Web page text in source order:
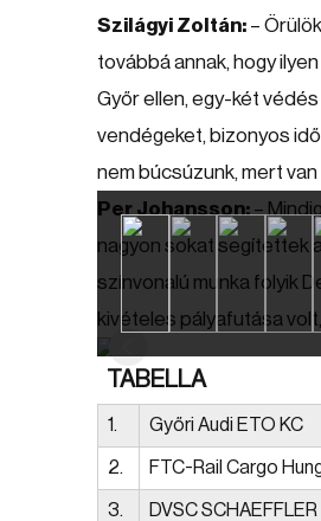
Szilágyi Zoltán: –
továbbá annak, hogy
Győr ellen, egy-két
vendégeket, bizonyos
nem búcsúzunk, mert
Per Johansson: –
nagyon sokat segítettek
színvonalú munka folyik
kivételes pályafutása
TABELLA
1. Győri Audi ETO KC
2. FTC-Rail Cargo
3. DVSC SCHAEFFLER